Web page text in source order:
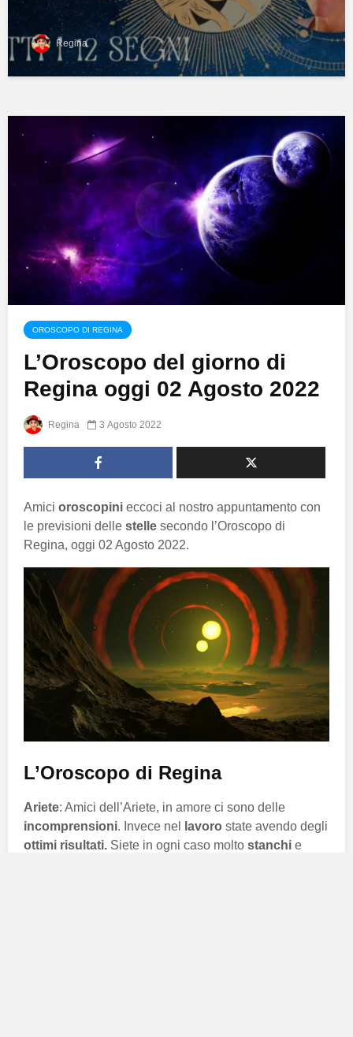
Regina
OROSCOPO DI REGINA
L’Oroscopo del giorno di
Regina oggi 02 Agosto 2022
Regina 3 Agosto 2022
Amici oroscopini eccoci al nostro appuntamento con
le previsioni delle stelle secondo l’Oroscopo di
Regina, oggi 02 Agosto 2022.
L’Oroscopo di Regina
Ariete: Amici dell’Ariete, in amore ci sono delle
incomprensioni. Invece nel lavoro state avendo degli
ottimi risultati. Siete in ogni caso molto stanchi e